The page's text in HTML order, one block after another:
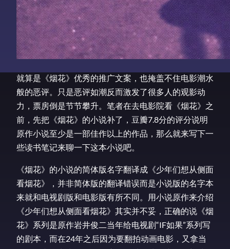
就算是《烟花》优秀的推广文案，也掩盖不住电影潮水
般的恶评。只是恶评如潮反而激发了很多人的观影动
力，票房倒是节节攀升。笔者在去电影院看《烟花》之
前，先把《烟花》的小说补了，豆瓣7.8分的评分说明
原作小说至少是一部佳作以上的作品，那么就来写下一
些读书笔记来聊一下这本小说吧。
《烟花》的小说的简体版名字翻译成《少年们想从侧面
看烟花》，并非简体版的翻译错误而是小说版的名字本
来就和电视剧版和电影版有所不同。用小说原作来介绍
《少年们想从侧面看烟花》其实并不妥，正确的说《烟
花》系列是原作岩井俊二当年给电视剧“IF如果”系列写
的剧本，而在24年之后因为要翻拍动画电影，又拿当